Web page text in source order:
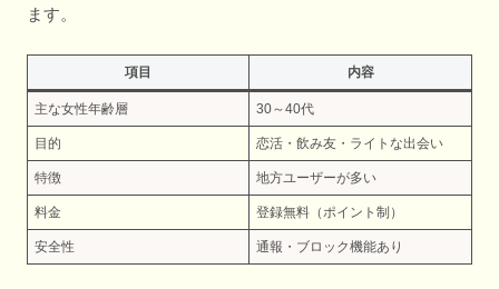
ます。
項目 内容
主な女性年齢層 30～40代
目的 恋活・飲み友・ライトな出会い
特徴 地方ユーザーが多い
料金 登録無料（ポイント制）
安全性 通報・ブロック機能あり